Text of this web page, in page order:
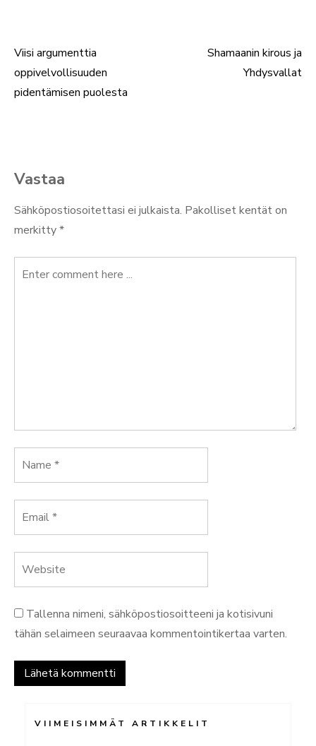
Artikkelien
selaus
Viisi argumenttia
oppivelvollisuuden
pidentämisen puolesta
Shamaanin kirous ja
Yhdysvallat
Vastaa
Sähköpostiosoitettasi ei julkaista. Pakolliset kentät on
merkitty*
Tallenna nimeni, sähköpostiosoitteeni ja kotisivuni
tähän selaimeen seuraavaa kommentointikertaa varten.
VIIMEISIMMÄT ARTIKKELIT